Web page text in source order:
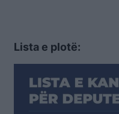
Lista e plotë: